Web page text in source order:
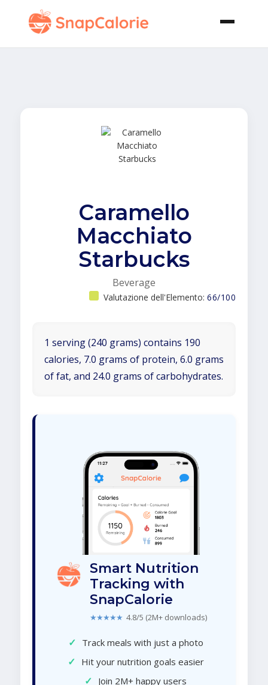
Caramello
Macchiato
Starbucks
Beverage
Valutazione dell'Elemento: 66/100
1 serving (240 grams) contains 190
calories, 7.0 grams of protein, 6.0 grams
of fat, and 24.0 grams of carbohydrates.
Smart Nutrition
Tracking with
SnapCalorie
★★★★★ 4.8/5 (2M+ downloads)
✓ Track meals with just a photo
✓ Hit your nutrition goals easier
✓ Join 2M+ happy users